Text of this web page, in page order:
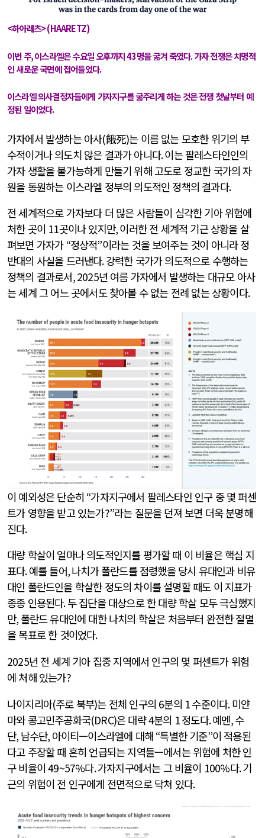
<하아레츠> (HAARETZ)
이번 주,이스라엘은 수요일 오후까지43명을 굶겨 죽였다.가자 전쟁은 치명적
인 새로운 국면에 접어들었다.
이스라엘 의사결정자들에게 가자지구를 굶주리게 하는 것은 전쟁 첫날부터 예
정된 일이었다.
가자에서 발생하는 아사(餓死)는 이름 없는 모호한 위기의 부
수적이거나 의도치 않은 결과가 아니다.이는 팔레스타인인의
가자 생활을 불가능하게 만들기 위해 고도로 정교한 국가의 자
원을 동원하는 이스라엘 정부의 의도적인 정책의 결과다.
전 세계적으로 가자보다 더 많은 사람들이 심각한 기아 위험에
처한 곳이 11곳이나 있지만,이러한 전 세계적 기근 상황을 살
펴보면 가자가 “정상적”이라는 것을 보여주는 것이 아니라 정
반대의 사실을 드러낸다.강력한 국가가 의도적으로 수행하는
정책의 결과로서, 2025년 여름 가자에서 발생하는 대규모 아사
는 세계 그 어느 곳에서도 찾아볼 수 없는 전례 없는 상황이다.
이 예외성은 단순히 “가자지구에서 팔레스타인 인구 중 몇 퍼센
트가 영향을 받고 있는가?”라는 질문을 던져 보면 더욱 분명해
진다.
대량 학살이 얼마나 의도적인지를 평가할 때 이 비율은 핵심 지
표다.예를 들어,나치가 폴란드를 점령했을 당시 유대인과 비유
대인 폴란드인을 학살한 정도의 차이를 설명할 때도 이 지표가
종종 인용된다.두 집단을 대상으로 한 대량 학살 모두 극심했지
만, 폴란드 유대인에 대한 나치의 학살은 처음부터 완전한 절멸
을 목표로 한 것이었다.
2025년 전 세계 기아 집중 지역에서 인구의 몇 퍼센트가 위험
에 처해 있는가?
나이지리아(주로 북부)는 전체 인구의 6분의 1수준이다.미얀
마와 콩고민주공화국(DRC)은 대략4분의 1정도다.예멘,수
단, 남수단, 아이티—이스라엘에 대해 “특별한 기준”이 적용된
다고 주장할 때 흔히 언급되는 지역들—에서는 위험에 처한 인
구 비율이49~57%다.가자지구에서는 그 비율이 100%다.기
근의 위험이 전 인구에게 전면적으로 닥쳐 있다.